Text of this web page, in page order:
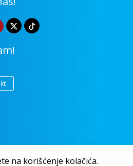
na korišćenje kolačića.